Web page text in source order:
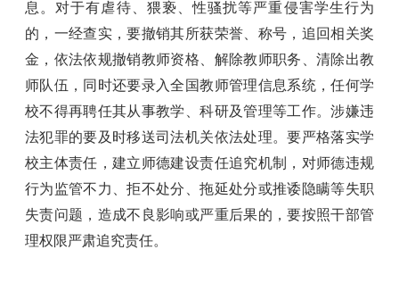
息。对于有虐待、猥亵、性骚扰等严重侵害学生行为
的，一经查实，要撤销其所获荣誉、称号，追回相关奖
金，依法依规撤销教师资格、解除教师职务、清除出教
师队伍，同时还要录入全国教师管理信息系统，任何学
校不得再聘任其从事教学、科研及管理等工作。涉嫌违
法犯罪的要及时移送司法机关依法处理。要严格落实学
校主体责任，建立师德建设责任追究机制，对师德违规
行为监管不力、拒不处分、拖延处分或推诿隐瞒等失职
失责问题，造成不良影响或严重后果的，要按照干部管
理权限严肃追究责任。